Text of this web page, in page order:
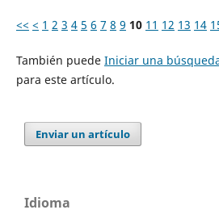
<< < 1 2 3 4 5 6 7 8 9 10 11 12 13 14
También puede Iniciar una
para este artículo.
Enviar un artículo
Idioma